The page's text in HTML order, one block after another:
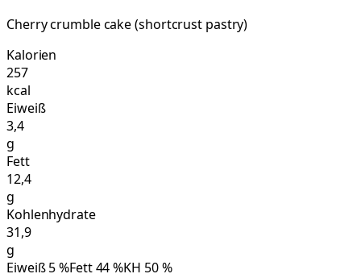
Cherry crumble cake (shortcrust pastry)
Kalorien
257
kcal
Eiweiß
3,4
g
Fett
12,4
g
Kohlenhydrate
31,9
g
Eiweiß5%Fett44%KH 50%